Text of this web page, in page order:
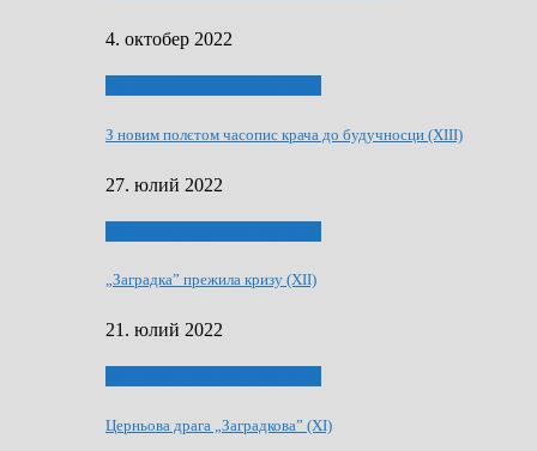
4. октобер 2022
З новим полєтом часопис крача до будучносци (XIII)
27. юлий 2022
„Заградка” прежила кризу (XII)
21. юлий 2022
Церньова драга „Заградкова” (XI)